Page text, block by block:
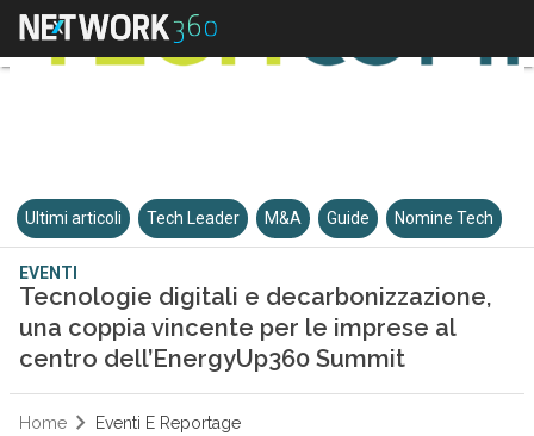
Ultimi articoli Tech Leader M&A Guide Nomine Tech
EVENTI
Tecnologie digitali e decarbonizzazione,
una coppia vincente per le imprese al
centro dell’EnergyUp360 Summit
Home Eventi E Reportage